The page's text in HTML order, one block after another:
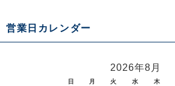
営業日カレンダー
2026年8月
日 月 火 水 木